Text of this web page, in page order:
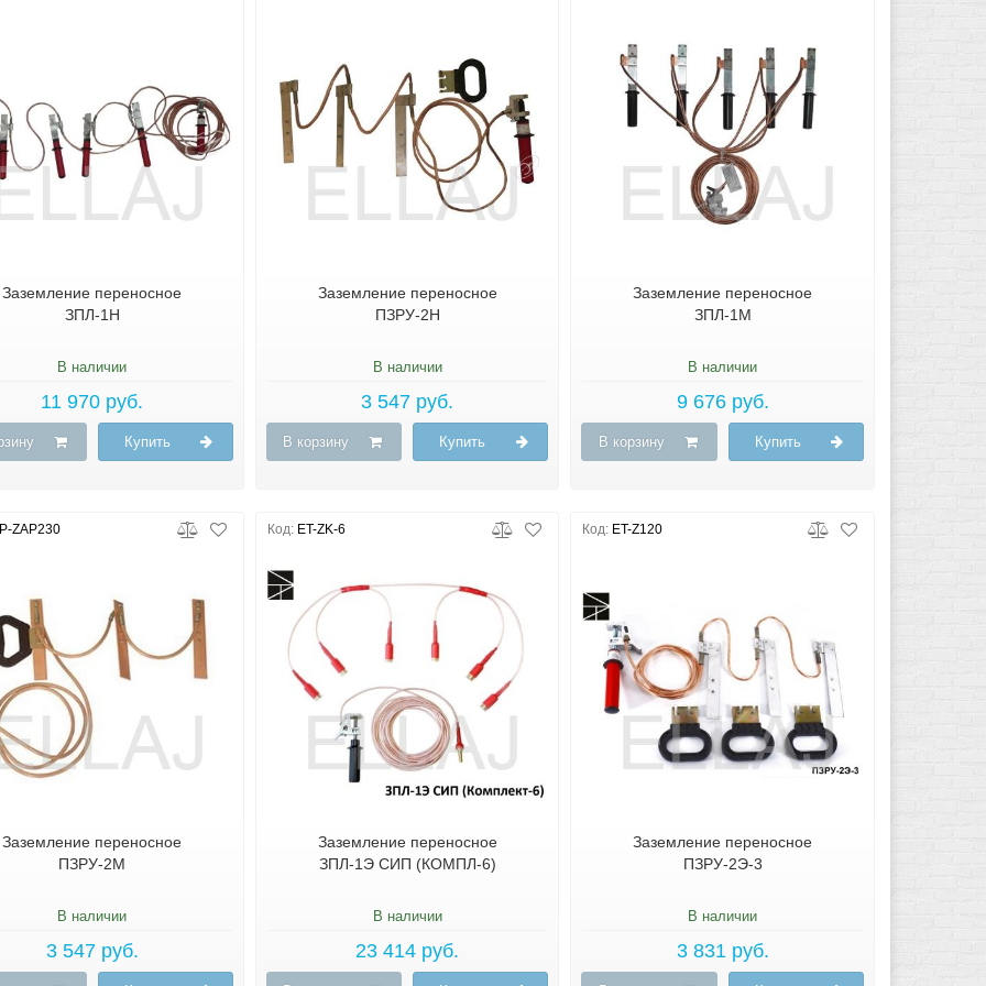
Заземление переносное
ЗПЛ-1Н
В наличии
11 970 руб.
Купить
Заземление переносное
ПЗРУ-2Н
В наличии
3 547 руб.
В корзину Купить
Заземление переносное
ЗПЛ-1М
В наличии
9 676 руб.
В корзину Купить
ZAP230
Заземление переносное
ПЗРУ-2М
В наличии
3 547 руб.
Код: ET-ZK-6
Заземление переносное
ЗПЛ-1Э СИП (КОМПЛ-6)
В наличии
23 414 руб.
Код: ET-Z120
Заземление переносное
ПЗРУ-2Э-3
В наличии
3 831 руб.